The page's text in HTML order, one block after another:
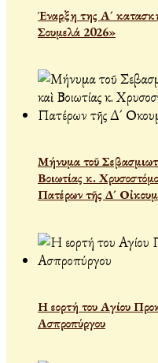
Έναρξη της Α´
Σουμελά 2026»
Μήνυμα τοῦ
Βοιωτίας κ.
Πατέρων τῆς Δ´
Η εορτή του Αγίου
Ασπροπύργου